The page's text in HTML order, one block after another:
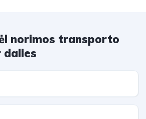
norimos transporto
dalies